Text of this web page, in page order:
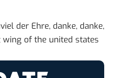
der Ehre, danke, danke,
of the united states